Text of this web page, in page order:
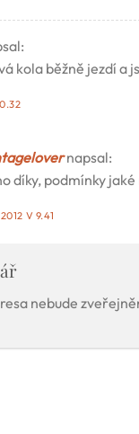
kola běžně jezdí a
napsal:
díky, podmínky
V 9.41
nebude